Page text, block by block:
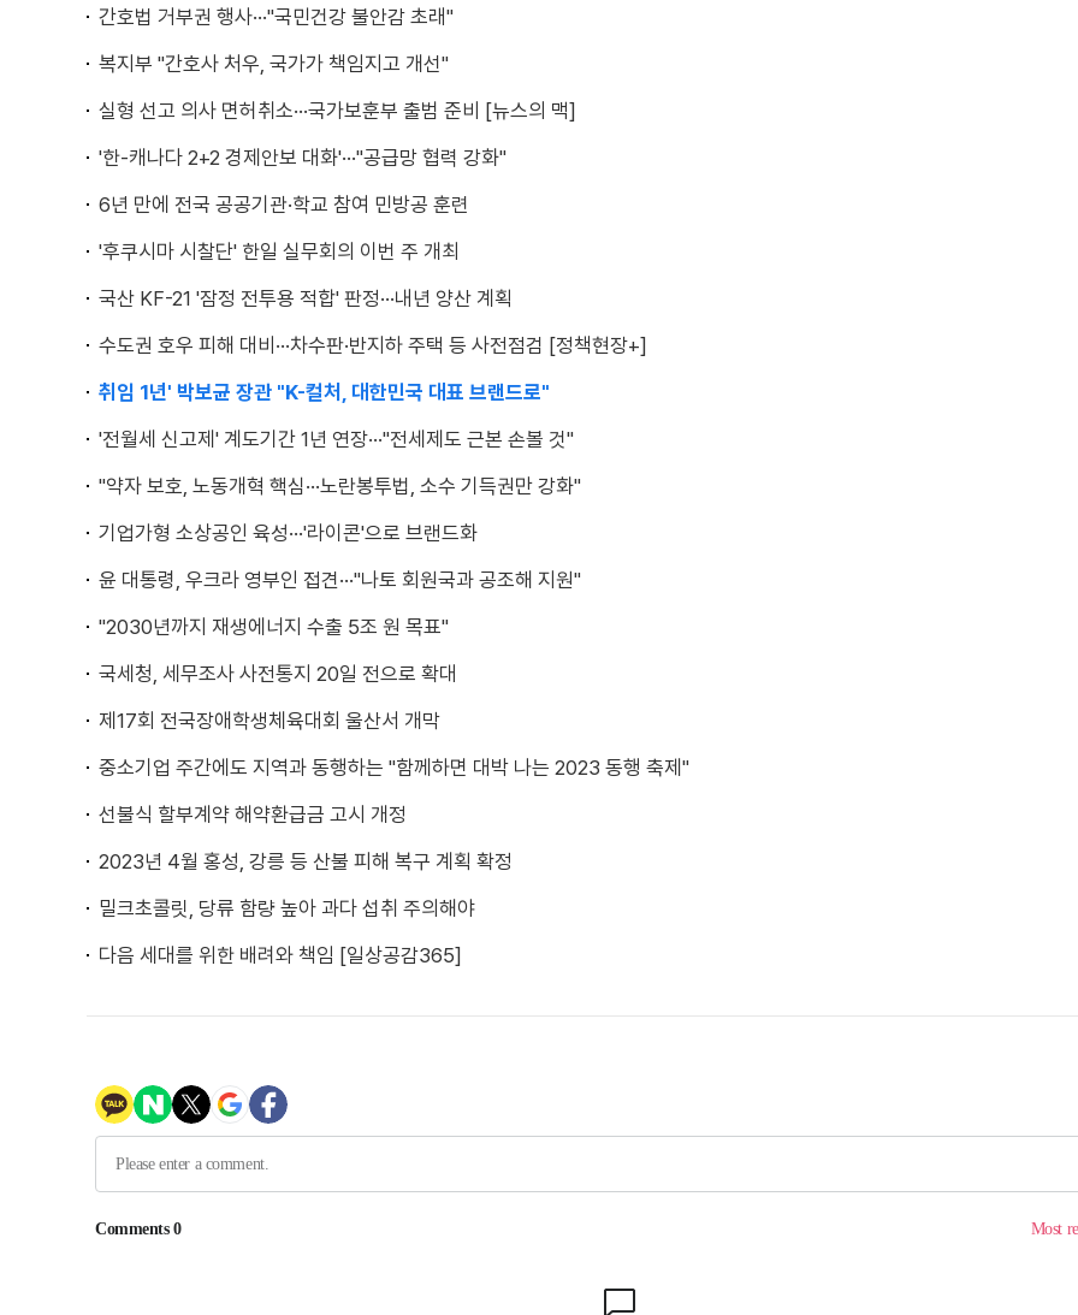
간호법 거부권 행사···"국민건강 불안감 초래"
복지부 "간호사 처우, 국가가 책임지고 개선"
실형 선고 의사 면허취소···국가보훈부 출범 준비 [뉴스의 맥]
'한-캐나다 2+2 경제안보 대화'···"공급망 협력 강화"
6년 만에 전국 공공기관·학교 참여 민방공 훈련
'후쿠시마 시찰단' 한일 실무회의 이번 주 개최
국산 KF-21 '잠정 전투용 적합' 판정···내년 양산 계획
수도권 호우 피해 대비···차수판·반지하 주택 등 사전점검 [정책현장+]
취임 1년' 박보균 장관 "K-컬처, 대한민국 대표 브랜드로"
'전월세 신고제' 계도기간 1년 연장···"전세제도 근본 손볼 것"
"약자 보호, 노동개혁 핵심···노란봉투법, 소수 기득권만 강화"
기업가형 소상공인 육성···'라이콘'으로 브랜드화
윤 대통령, 우크라 영부인 접견···"나토 회원국과 공조해 지원"
"2030년까지 재생에너지 수출 5조 원 목표"
국세청, 세무조사 사전통지 20일 전으로 확대
제17회 전국장애학생체육대회 울산서 개막
중소기업 주간에도 지역과 동행하는 "함께하면 대박 나는 2023 동행 축제"
선불식 할부계약 해약환급금 고시 개정
2023년 4월 홍성, 강릉 등 산불 피해 복구 계획 확정
밀크초콜릿, 당류 함량 높아 과다 섭취 주의해야
다음 세대를 위한 배려와 책임 [일상공감365]